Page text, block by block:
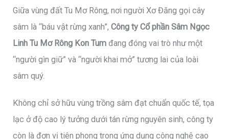
Giữa vùng đất Tu Mơ Rông, nơi người Xơ Đăng gọi cây
sâm là “báu vật rừng xanh”,Công ty Cổ phần Sâm Ngọc
Linh Tu Mơ Rông Kon Tum đang đóng vai trò như một
“người gìn giữ” và “người khai mở” tương lai của loài
sâm quý.
Không chỉ sở hữu vùng trồng sâm đạt chuẩn quốc tế, tọa
lạc ở độ cao lý tưởng dưới tán rừng nguyên sinh, công ty
còn là đơn vị tiên phong trong ứng dụng công nghệ cao